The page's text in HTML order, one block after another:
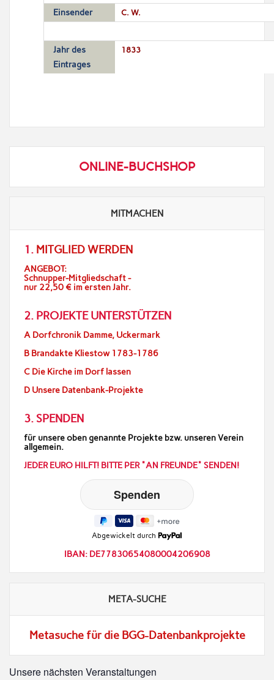
Einsender C. W.
Jahr des
Eintrages
1833
ONLINE-BUCHSHOP
MITMACHEN
1. MITGLIED WERDEN
ANGEBOT:
Schnupper-Mitgliedschaft -
nur 22,50 € im ersten Jahr.
2. PROJEKTE UNTERSTÜTZEN
A Dorfchronik Damme, Uckermark
B Brandakte Kliestow 1783-1786
C Die Kirche im Dorf lassen
D Unsere Datenbank-Projekte
3. SPENDEN
für unsere oben genannte Projekte bzw. unseren Verein
allgemein.
JEDER EURO HILFT! BITTE PER "AN FREUNDE" SENDEN!
Abgewickelt durch
IBAN: DE77830654080004206908
META-SUCHE
Metasuche für die BGG-Datenbankprojekte
Unsere nächsten Veranstaltungen